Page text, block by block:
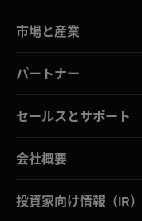
市場と産業
パートナー
セールスとサポート
会社概要
投資家向け情報（IR）